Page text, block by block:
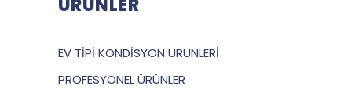
ÜRÜNLER
EV TİPİ KONDİSYON ÜRÜNLERİ
PROFESYONEL ÜRÜNLER